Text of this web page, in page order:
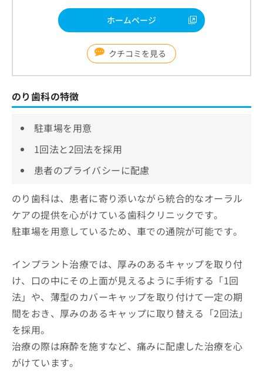
ホームページ
クチコミを見る
のり歯科の特徴
駐車場を用意
1回法と2回法を採用
患者のプライバシーに配慮
のり歯科は、患者に寄り添いながら統合的なオーラル
ケアの提供を心がけている歯科クリニックです。
駐車場を用意しているため、車での通院が可能です。
インプラント治療では、厚みのあるキャップを取り付
け、口の中にその上面が見えるように手術する「1回
法」や、薄型のカバーキャップを取り付けて一定の期
間をおき、厚みのあるキャップに取り替える「2回法」
を採用。
治療の際は麻酔を施すなど、痛みに配慮した治療を心
がけています。